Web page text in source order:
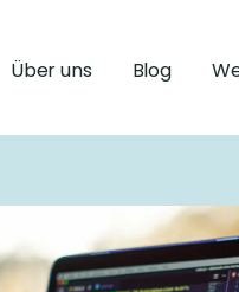
Über uns Blog